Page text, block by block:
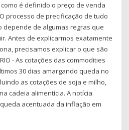
é definido o preço de venda
processo de precificação de tudo
depende de algumas regras que
Antes de explicarmos exatamente
precisamos explicar o que são
- As cotações das commodities
30 dias amargando queda no
as cotações de soja e milho,
cadeia alimentícia. A notícia
acentuada da inflação em